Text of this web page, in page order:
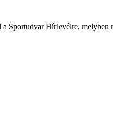
Sportudvar Hírlevélre,